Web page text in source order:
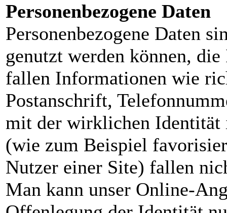
Personenbezogene Daten
Personenbezogene Daten
genutzt werden können,
fallen Informationen wie
Postanschrift,
mit der wirklichen Identität
(wie zum Beispiel
Nutzer einer Site) fallen
Man kann unser Online-